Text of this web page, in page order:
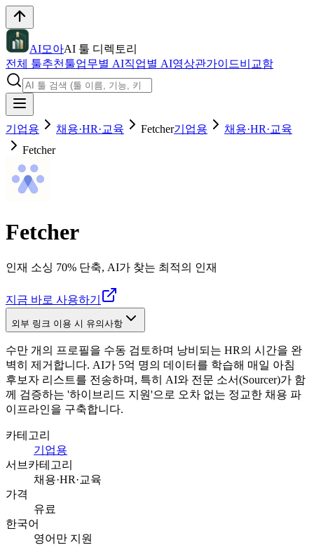
AI모아AI 툴 디렉토리
전체 툴추천툴업무별 AI직업별 AI영상관가이드비교함
기업용 채용·HR·교육 Fetcher기업용
채용·HR·교육
Fetcher
Fetcher
인재 소싱 70% 단축, AI가 찾는 최적의 인재
지금 바로 사용하기
외부 링크 이용 시 유의사항
수만 개의 프로필을 수동 검토하며 낭비되는 HR의 시간을 완
벽히 제거합니다. AI가 5억 명의 데이터를 학습해 매일 아침
후보자 리스트를 전송하며, 특히 AI와 전문 소서(Sourcer)가 함
께 검증하는 '하이브리드 지원'으로 오차 없는 정교한 채용 파
이프라인을 구축합니다.
카테고리
기업용
서브카테고리
채용·HR·교육
가격
유료
한국어
영어만 지원